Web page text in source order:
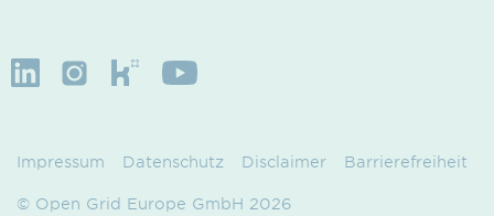
Impressum Datenschutz Disclaimer Barrierefreiheit
© Open Grid Europe GmbH 2026